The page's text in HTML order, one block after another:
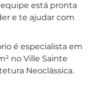
equipe está pronta
e te ajudar com
é especialista em
no Ville Sainte
Neoclássica.